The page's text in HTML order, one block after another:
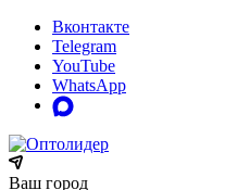
Вконтакте
Telegram
YouTube
WhatsApp
Ваш город